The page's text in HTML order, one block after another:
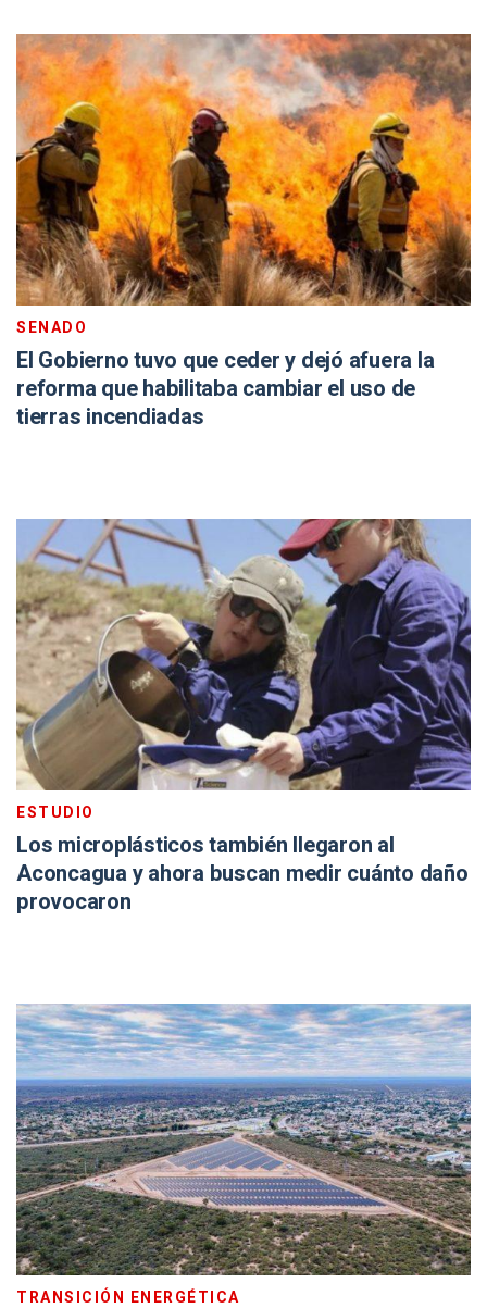
SENADO
El Gobierno tuvo que ceder y dejó afuera la
reforma que habilitaba cambiar el uso de
tierras incendiadas
ESTUDIO
Los microplásticos también llegaron al
Aconcagua y ahora buscan medir cuánto daño
provocaron
TRANSICIÓN ENERGÉTICA